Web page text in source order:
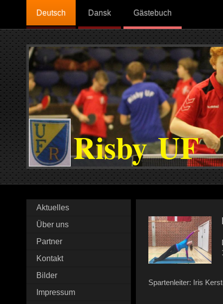
Deutsch Dansk Gästebuch
Risby UF
Aktuelles
Über uns
Partner
Kontakt
Bilder
Impressum
Spartenleiter: Iris